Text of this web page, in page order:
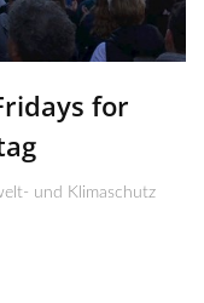
for
und Klimaschutz